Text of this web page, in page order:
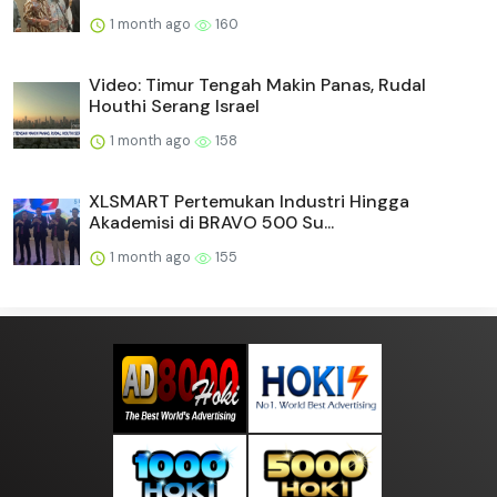
1 month ago 160
Video: Timur Tengah Makin Panas, Rudal
Houthi Serang Israel
1 month ago 158
XLSMART Pertemukan Industri Hingga
Akademisi di BRAVO 500 Su...
1 month ago 155